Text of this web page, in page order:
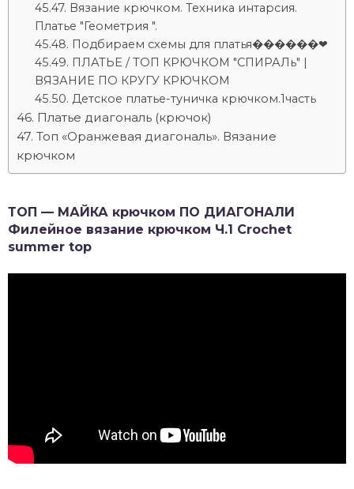
Вязание крючком. Техника интарсия.
Платье "Геометрия ".
Подбираем схемы для платья������❤
ПЛАТЬЕ / ТОП КРЮЧКОМ "СПИРАЛь" |
ВЯЗАНИЕ ПО КРУГУ КРЮЧКОМ
Детское платье-туничка крючком.1часть
Платье диагональ (крючок)
Топ «Оранжевая диагональ». Вязание
крючком
ТОП — МАЙКА крючком ПО ДИАГОНАЛИ
Филейное вязание крючком Ч.1 Crochet
summer top